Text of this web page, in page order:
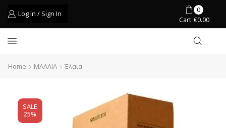
Log In / Sign In
0
Cart €0.00
Home ΜΑΛΛΙΑ Έλαια
SALE
25%